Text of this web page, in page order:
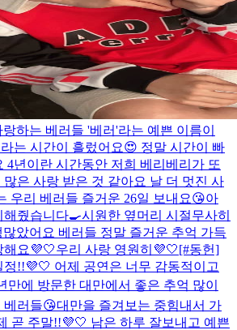
랑하는 베러들 '베러'라는 예쁜 이름이
는 시간이 흘렀어요😍 정말 시간이 빠
4년이란 시간동안 저희 베리베리가 또
은 사랑 받은 것 같아요 날 더 멋진 사
우리 베러들 즐거운 26일 보내요😘아
해줬습니다🍳시원한 옆머리 시절무사히
았어요 베러들 정말 즐거운 추억 가득
해요💜🤍우리 사랑 영원히💜🤍[#동헌]
!!💜🤍 어제 공연은 너무 감동적이고
만에 방문한 대만에서 좋은 추억 많이
베러들😘대만을 즐겨보는 중힘내서 가
곧 주말!!💜🤍 남은 하루 잘보내고 예쁜